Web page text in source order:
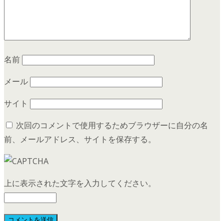
名前
メール
サイト
次回のコメントで使用するためブラウザーに自分の名
前、メールアドレス、サイトを保存する。
上に表示された文字を入力してください。